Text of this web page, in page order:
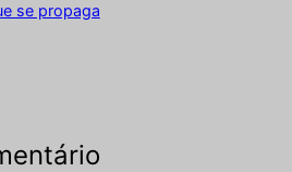
se propaga